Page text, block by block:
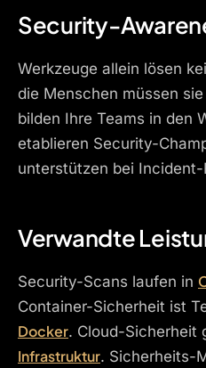
Security-
Werkzeuge allein lösen
die Menschen müssen
bilden Ihre Teams in den
etablieren Security-
unterstützen bei
Verwandte
Security-Scans laufen in
Container-Sicherheit ist
Docker. Cloud-Sicherheit
Infrastruktur. Sicherheits-